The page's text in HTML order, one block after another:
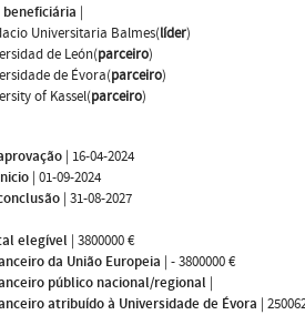
beneficiária |
Universitaria Balmes(líder)
de León(parceiro)
de Évora(parceiro)
of Kassel(parceiro)
| 16-04-2024
| 01-09-2024
| 31-08-2027
elegível | 3800000 €
da União Europeia | - 3800000 €
público nacional/regional |
atribuído à Universidade de Évora |